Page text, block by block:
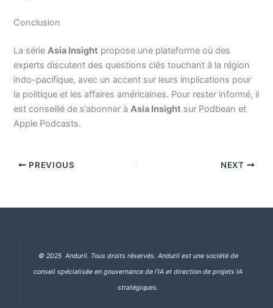
Conclusion
La sérieAsia Insight propose une plateforme où des
experts discutent des questions clés touchant à la région
indo-pacifique, avec un accent sur leurs implications pour
la politique et les affaires américaines. Pour rester informé, il
est conseillé de s’abonner àAsia Insight sur Podbean et
Apple Podcasts.
PREVIOUS NEXT
© 2025 Anduril. Tous droits réservés. Anduril est une société de
conseil spécialisée en gouvernance de l’IA et direction de projets IA
stratégiques.